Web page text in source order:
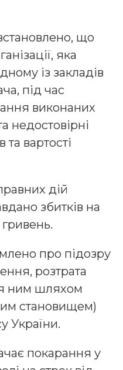
що
яка
із закладів
під час
виконаних
недостовірні
та вартості
дій
збитків на
про підозру
розтрата
ним шляхом
становищем)
України.
покарання у